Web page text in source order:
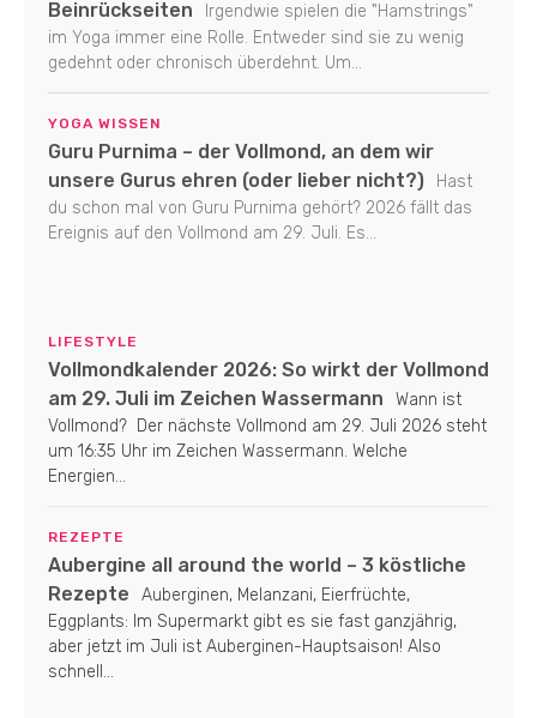
Beinrückseiten
Irgendwie spielen die "Hamstrings"
im Yoga immer eine Rolle. Entweder sind sie zu wenig
gedehnt oder chronisch überdehnt. Um...
YOGA WISSEN
Guru Purnima – der Vollmond, an dem wir
unsere Gurus ehren (oder lieber nicht?)
Hast
du schon mal von Guru Purnima gehört? 2026 fällt das
Ereignis auf den Vollmond am 29. Juli. Es...
LIFESTYLE
Vollmondkalender 2026: So wirkt der Vollmond
am 29. Juli im Zeichen Wassermann
Wann ist
Vollmond? Der nächste Vollmond am 29. Juli 2026 steht
um 16:35 Uhr im Zeichen Wassermann. Welche
Energien...
REZEPTE
Aubergine all around the world – 3 köstliche
Rezepte
Auberginen, Melanzani, Eierfrüchte,
Eggplants: Im Supermarkt gibt es sie fast ganzjährig,
aber jetzt im Juli ist Auberginen-Hauptsaison! Also
schnell...